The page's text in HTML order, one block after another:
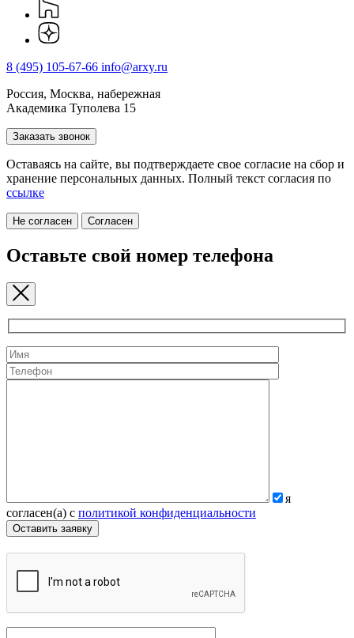
8 (495) 105-67-66 info@arxy.ru
Россия, Москва, набережная
Академика Туполева 15
Заказать звонок
Оставаясь на сайте, вы подтверждаете свое согласие на cбор и
хранение персональных данных. Полный текст согласия по
ссылке
Не согласен Согласен
Оставьте свой номер телефона
я
согласен(а) с политикой конфиденциальности